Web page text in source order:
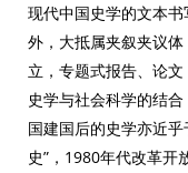
现代中国史学的文本
外，大抵属夹叙夹议
立，专题式报告、论
史学与社会科学的结
国建国后的史学亦近
史”，1980年代改革开